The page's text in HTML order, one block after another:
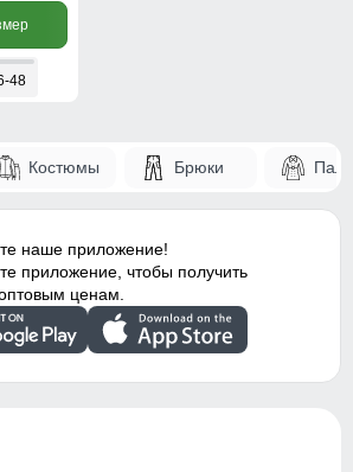
48
Костюмы Брюки
наше приложение!
приложение, чтобы получить
ценам.